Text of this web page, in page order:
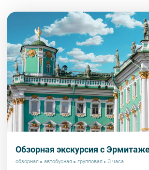
Обзорная экскурсия с
обзорная автобусная групповая 3 часа